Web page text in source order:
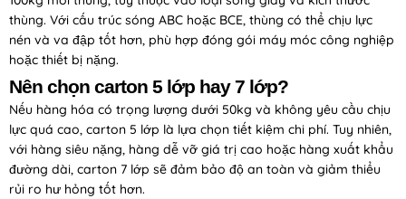
thùng. Với cấu trúc sóng ABC hoặc BCE, thùng có thể chịu lực
nén và va đập tốt hơn, phù hợp đóng gói máy móc công nghiệp
hoặc thiết bị nặng.
Nên chọn carton 5 lớp hay 7 lớp?
Nếu hàng hóa có trọng lượng dưới 50kg và không yêu cầu chịu
lực quá cao, carton 5 lớp là lựa chọn tiết kiệm chi phí. Tuy nhiên,
với hàng siêu nặng, hàng dễ vỡ giá trị cao hoặc hàng xuất khẩu
đường dài, carton 7 lớp sẽ đảm bảo độ an toàn và giảm thiểu
rủi ro hư hỏng tốt hơn.